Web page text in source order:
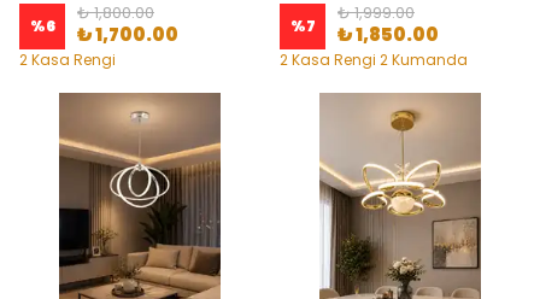
%6
₺ 1,800.00
₺ 1,700.00
2 Kasa Rengi
%7
₺ 1,999.00
₺ 1,850.00
2 Kasa Rengi 2 Kumanda